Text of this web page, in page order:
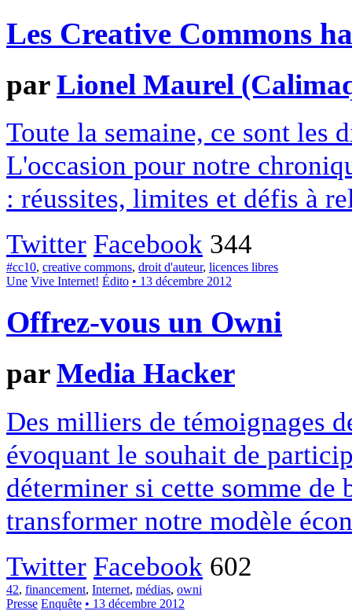
Les Creative Commons
parLionel Maurel
Toute la semaine, ce sont les
L'occasion pour notre
: réussites, limites et défis à
Twitter Facebook 344
#cc10, creative commons, droit d'auteur, licences libres
Une Vive Internet! Édito • 13 décembre 2012
Offrez-vous un Owni
parMedia Hacker
Des milliers de témoignages
évoquant le souhait de
déterminer si cette somme
transformer notre modèle
Twitter Facebook 602
42, financement, Internet, médias, owni
Presse Enquête • 13 décembre 2012